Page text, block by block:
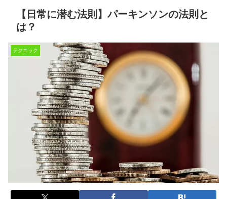
【日常に潜む法則】パーキンソンの法則と
は？
テクニック